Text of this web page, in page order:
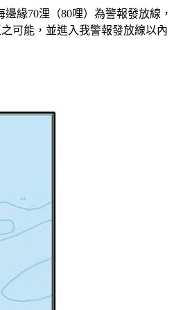
緣70浬（80哩）為警報發放線，
可能，並進入我警報發放線以內